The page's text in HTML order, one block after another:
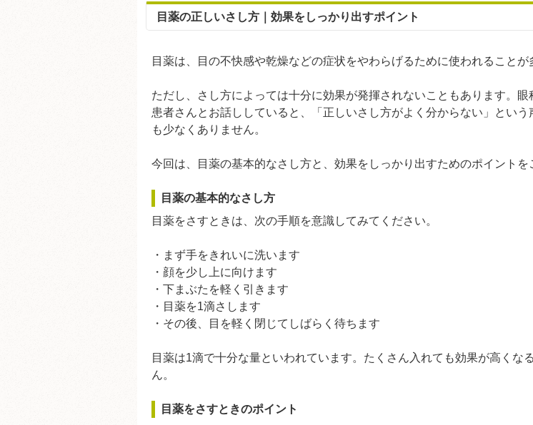
目薬の正しいさし方｜効果をしっかり出すポイント
目薬は、目の不快感や乾燥などの症状をやわらげるために使われることが
ただし、さし方によっては十分に効果が発揮されないこともあります。眼
患者さんとお話ししていると、「正しいさし方がよく分からない」という
も少なくありません。
今回は、目薬の基本的なさし方と、効果をしっかり出すためのポイントを
目薬の基本的なさし方
目薬をさすときは、次の手順を意識してみてください。
・まず手をきれいに洗います
・顔を少し上に向けます
・下まぶたを軽く引きます
・目薬を1滴さします
・その後、目を軽く閉じてしばらく待ちます
目薬は1滴で十分な量といわれています。たくさん入れても効果が高くな
ん。
目薬をさすときのポイント